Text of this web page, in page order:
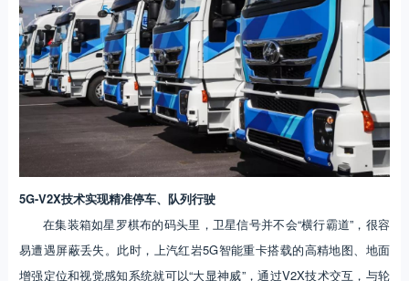
5G-V2X技术实现精准停车、队列行驶
在集装箱如星罗棋布的码头里，卫星信号并不会“横行霸道”，很容
易遭遇屏蔽丢失。此时，上汽红岩5G智能重卡搭载的高精地图、地面
增强定位和视觉感知系统就可以“大显神威”，通过V2X技术交互，与轮